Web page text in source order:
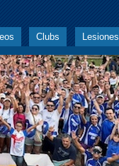
Clubs Lesiones